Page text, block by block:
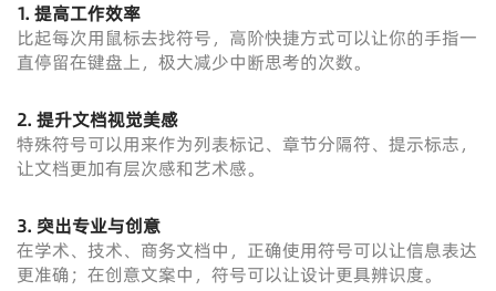
1. 提高工作效率
比起每次用鼠标去找符号，高阶快捷方式可以让你的手指一
直停留在键盘上，极大减少中断思考的次数。
2. 提升文档视觉美感
特殊符号可以用来作为列表标记、章节分隔符、提示标志，
让文档更加有层次感和艺术感。
3. 突出专业与创意
在学术、技术、商务文档中，正确使用符号可以让信息表达
更准确；在创意文案中，符号可以让设计更具辨识度。